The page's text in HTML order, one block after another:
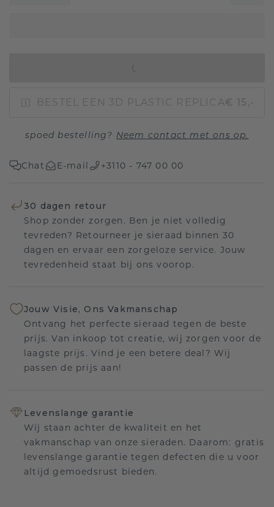
BESTEL EEN 3D PLASTIC REPLICA€ 15,-
spoed bestelling? Neem contact met ons op.
Chat E-mail +3110 - 747 00 00
30 dagen retour
Shop zonder zorgen. Ben je niet volledig
tevreden? Retourneer je sieraad binnen 30
dagen en ervaar een zorgeloze service. Jouw
tevredenheid staat bij ons voorop.
Jouw Visie, Ons Vakmanschap
Ontvang het perfecte sieraad tegen de beste
prijs. Van inkoop tot creatie, wij zorgen voor de
laagste prijs. Vind je een betere deal? Wij
passen de prijs aan!
Levenslange garantie
Wij staan achter de kwaliteit en het
vakmanschap van onze sieraden. Daarom: gratis
levenslange garantie tegen defecten die u voor
altijd gemoedsrust bieden.